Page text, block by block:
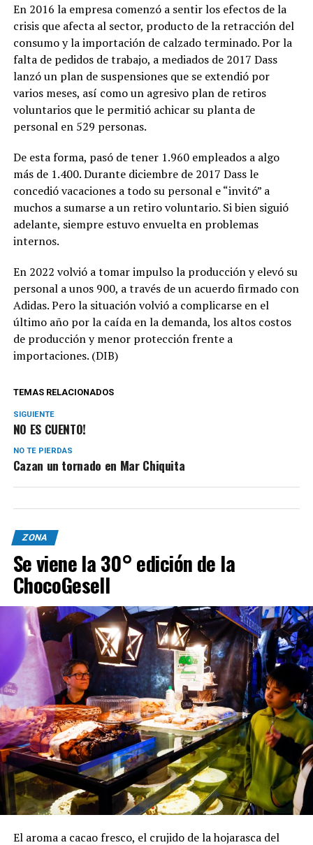
En 2016 la empresa comenzó a sentir los efectos de la
crisis que afecta al sector, producto de la retracción del
consumo y la importación de calzado terminado. Por la
falta de pedidos de trabajo, a mediados de 2017 Dass
lanzó un plan de suspensiones que se extendió por
varios meses, así como un agresivo plan de retiros
voluntarios que le permitió achicar su planta de
personal en 529 personas.
De esta forma, pasó de tener 1.960 empleados a algo
más de 1.400. Durante diciembre de 2017 Dass le
concedió vacaciones a todo su personal e “invitó” a
muchos a sumarse a un retiro voluntario. Si bien siguió
adelante, siempre estuvo envuelta en problemas
internos.
En 2022 volvió a tomar impulso la producción y elevó su
personal a unos 900, a través de un acuerdo firmado con
Adidas. Pero la situación volvió a complicarse en el
último año por la caída en la demanda, los altos costos
de producción y menor protección frente a
importaciones. (DIB)
TEMAS RELACIONADOS
SIGUIENTE
NO ES CUENTO!
NO TE PIERDAS
Cazan un tornado en Mar Chiquita
ZONA
Se viene la 30° edición de la
ChocoGesell
El aroma a cacao fresco, el crujido de la hojarasca del